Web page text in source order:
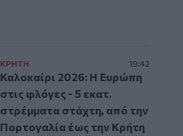
ΚΡΗΤΗ 19:42
Καλοκαίρι 2026: Η Ευρώπη
στις φλόγες - 5 εκατ.
στρέμματα στάχτη, από την
Πορτογαλία έως την Κρήτη